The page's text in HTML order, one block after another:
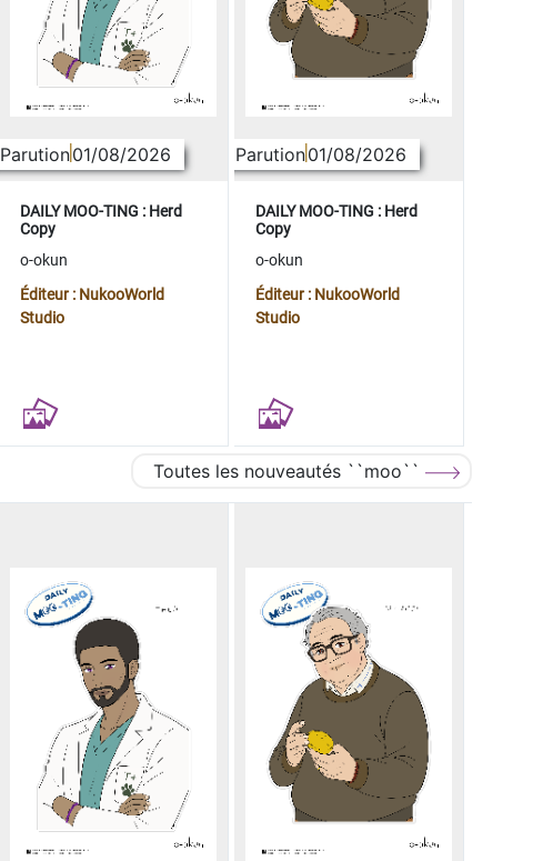
Parution01/08/2026
DAILY MOO-TING : Herd
Copy
o-okun
Éditeur : NukooWorld
Studio
Parution01/08/2026
DAILY MOO-TING : Herd
Copy
o-okun
Éditeur : NukooWorld
Studio
Toutes les nouveautés ``moo``